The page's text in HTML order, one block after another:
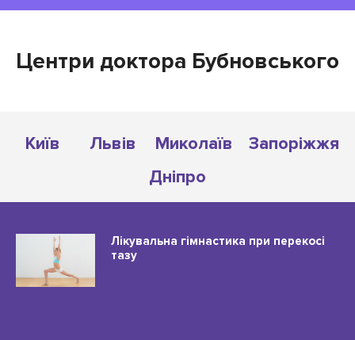
Центри доктора Бубновського
Київ Львів Миколаїв
Запоріжжя
Дніпро
Лікувальна гімнастика при перекосі
тазу